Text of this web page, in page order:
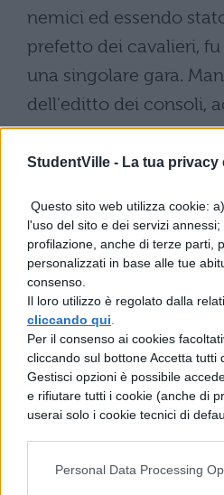
StudentVille - La tua
Questo sito web utilizza cookie:
l'uso del sito e dei servizi
profilazione, anche di terze parti,
personalizzati in base alle tue
consenso.
Il loro utilizzo è regolato dalla
cliccando qui
Per il consenso ai cookies
cliccando sul bottone Accetta tutti
Gestisci opzioni è possibile
e rifiutare tutti i cookie (anche di
userai solo i cookie tecnici di
Personal Data Processing
nemici ed essendo
prefetto dei cavalieri,
una singolare gara.
dell'editto dei consoli,
perché sarebbe stato
combattimento. E così
giovane fece ritorno
all'accampamento da
convocò l'assemblea
all'esercito disse: "Dato
Manlio, non hai
consoli, pagherai con
peccato. Il
l'avvenire sarà
console colpì il giovane